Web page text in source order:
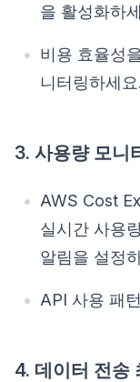
을 활성화하
비용 효율성
니터링하세요.
3. 사용량 모니
AWS Cost
실시간 사용
알림을 설정
API 사용 패
4. 데이터 전송